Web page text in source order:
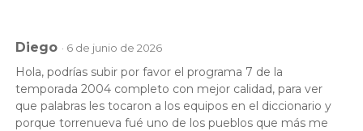
Diego · 6 de junio de 2026
Hola, podrías subir por favor el programa 7 de la
temporada 2004 completo con mejor calidad, para ver
que palabras les tocaron a los equipos en el diccionario y
porque torrenueva fué uno de los pueblos que más me